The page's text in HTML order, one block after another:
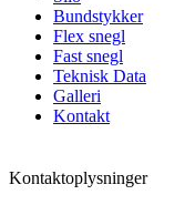
Bundstykker
Flex snegl
Fast snegl
Teknisk Data
Galleri
Kontakt
Kontaktoplysninger